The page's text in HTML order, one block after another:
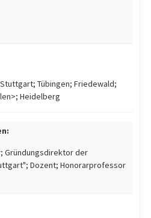
Tübingen; Friedewald;
Heidelberg
Gründungsdirektor der
Dozent; Honorarprofessor